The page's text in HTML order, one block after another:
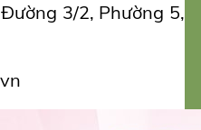
3/2, Phường 5,